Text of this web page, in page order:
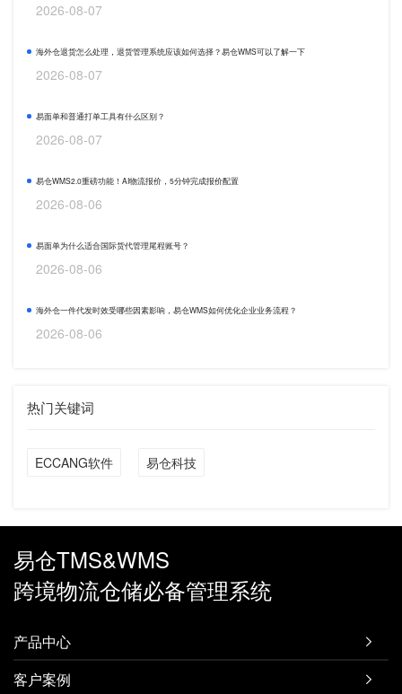
2026-08-07
海外仓退货怎么处理，退货管理系统应该如何选择？易仓WMS可以了解一下
2026-08-07
易面单和普通打单工具有什么区别？
2026-08-07
易仓WMS2.0重磅功能！AI物流报价，5分钟完成报价配置
2026-08-06
易面单为什么适合国际货代管理尾程账号？
2026-08-06
海外仓一件代发时效受哪些因素影响，易仓WMS如何优化企业业务流程？
2026-08-06
热门关键词
ECCANG软件 易仓科技
易仓TMS&WMS
跨境物流仓储必备管理系统
产品中心 
客户案例 